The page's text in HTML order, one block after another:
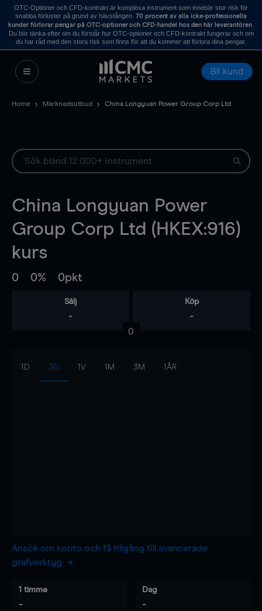
OTC-Optioner och CFD-kontrakt är komplexa instrument som innebär stor risk för
snabba förluster på grund av hävstången. 70 procent av alla icke-professionella
kunder förlorar pengar på OTC-optioner och CFD-handel hos den här leverantören.
Du bör tänka efter om du förstår hur OTC-optioner och CFD-kontrakt fungerar och om
du har råd med den stora risk som finns för att du kommer att förlora dina pengar.
Bli kund
Home Marknadsutbud China Longyuan Power Group Corp Ltd
China Longyuan Power
Group Corp Ltd (HKEX:916)
kurs
0 0% 0pkt
Sälj
-
Köp
-
0
1D 3D 1V 1M 3M 1ÅR
Ansök om konto och få tillgång till avancerade
grafverktyg
1 timme
-
Dag
-